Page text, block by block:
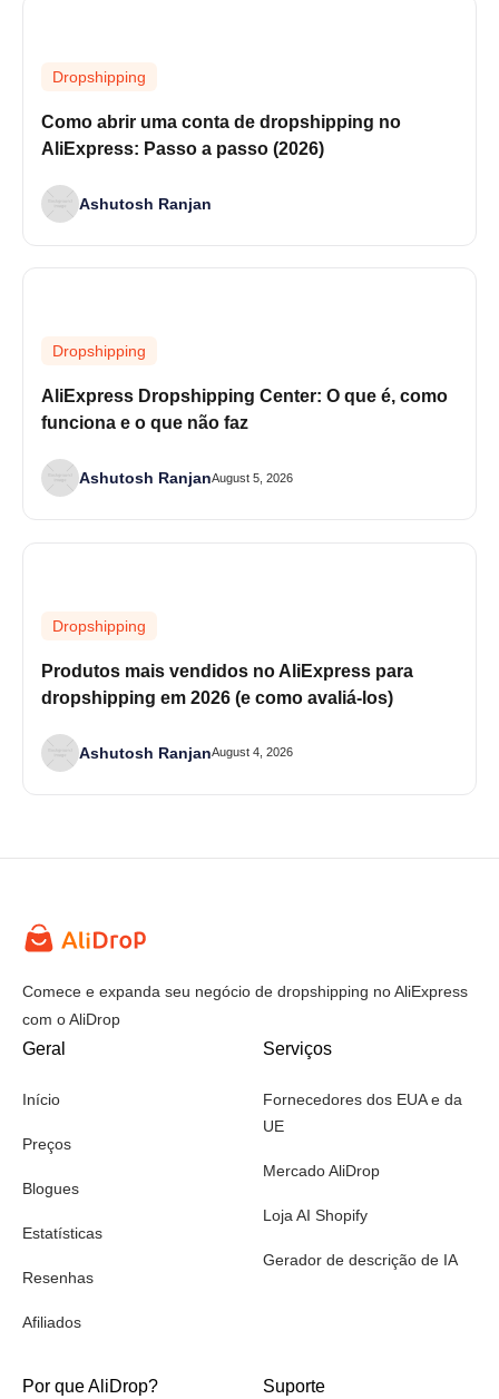
Dropshipping
Como abrir uma conta de dropshipping no
AliExpress: Passo a passo (2026)
Ashutosh Ranjan
Dropshipping
AliExpress Dropshipping Center: O que é, como
funciona e o que não faz
Ashutosh RanjanAugust 5, 2026
Dropshipping
Produtos mais vendidos no AliExpress para
dropshipping em 2026 (e como avaliá-los)
Ashutosh RanjanAugust 4, 2026
Comece e expanda seu negócio de dropshipping no AliExpress
com o AliDrop
Geral
Início
Preços
Blogues
Estatísticas
Resenhas
Afiliados
Serviços
Fornecedores dos EUA e da
UE
Mercado AliDrop
Loja AI Shopify
Gerador de descrição de IA
Por que AliDrop? Suporte